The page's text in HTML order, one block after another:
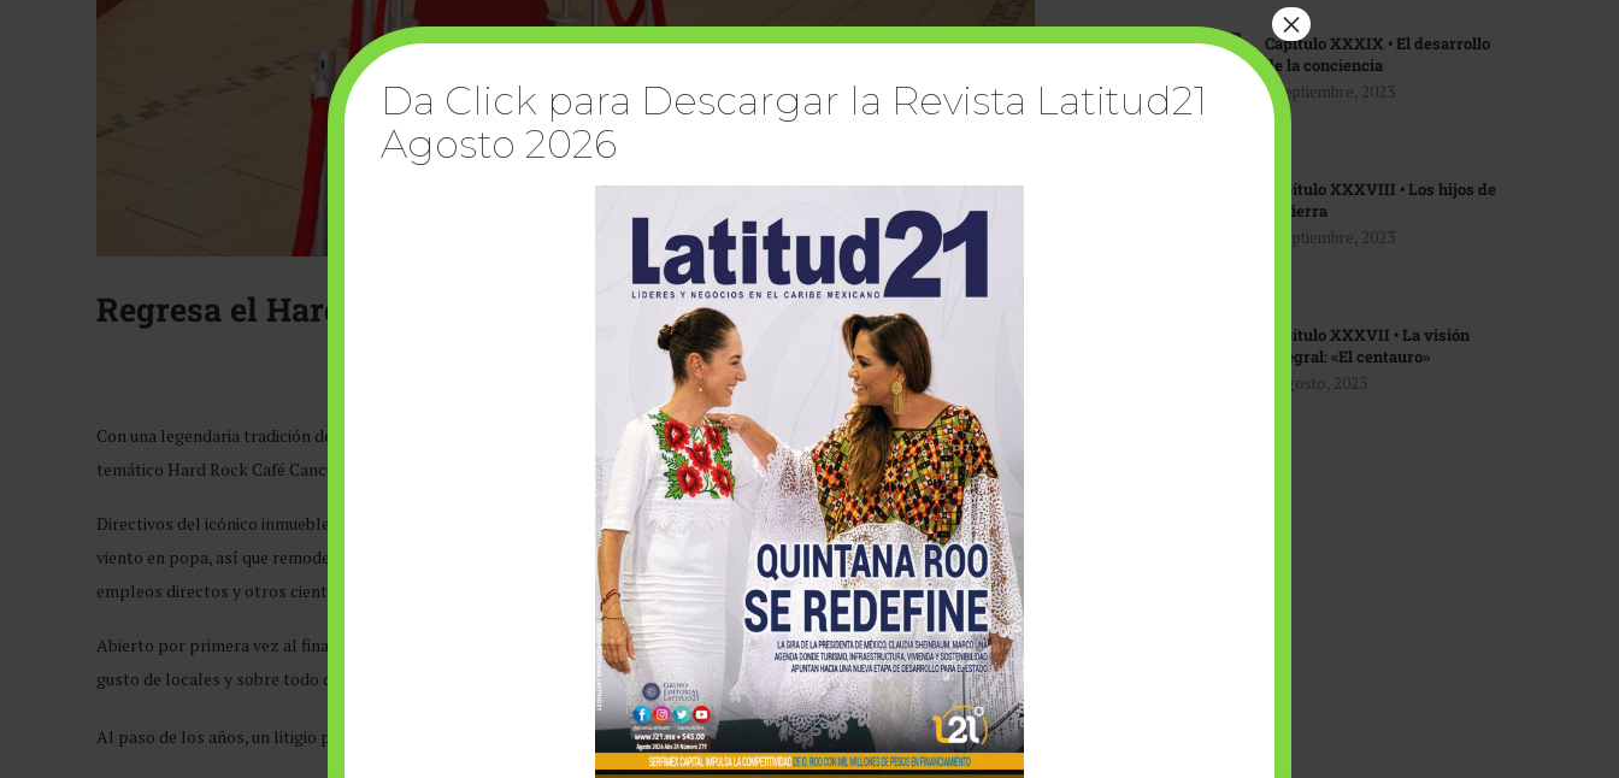
Regresa el Hard Rock Café Cancún
Con una legendaria tradición de varias décadas y el renombre de una marca mundial, reabrió sus puertas el restaurante
temático Hard Rock Café Cancún.
Directivos del icónico inmueble con una guitarra gigante al frente, aprovecharon que la reactivación económica del destino va
viento en popa, así que remodelaron el lugar, con una inversión de 15 millones de pesos, generando alrededor de 100
empleos directos y otros cientos indirectos.
Abierto por primera vez al final de la década de los 80, fue el primero en Latinoamérica, y de inmediato se convirtió en el
gusto de locales y sobre todo de visitantes, pues ofrece una vista espectacular del Caribe Mexicano.
Al paso de los años, un litigio por la marca y adeudos al personal, llevaron al cierre obligado del local por autoridades.
Capítulo XXXIX • El desarrollo
de la conciencia
1 septiembre, 2023
Capítulo XXXVIII • Los hijos de
la Tierra
1 septiembre, 2023
Capítulo XXXVII • La visión
integral: «El centauro»
1 agosto, 2023
Da Click para Descargar la Revista Latitud21
Agosto 2026
×